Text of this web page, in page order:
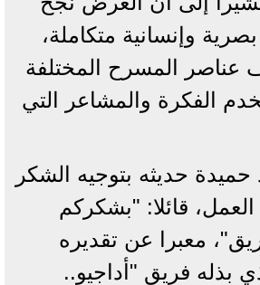
وإنسانية متكاملة،
عناصر المسرح المختلفة
الفكرة والمشاعر التي
حديثه بتوجيه الشكر
قائلا: "بشكركم
معبرا عن تقديره
بذله فريق "أداجيو..